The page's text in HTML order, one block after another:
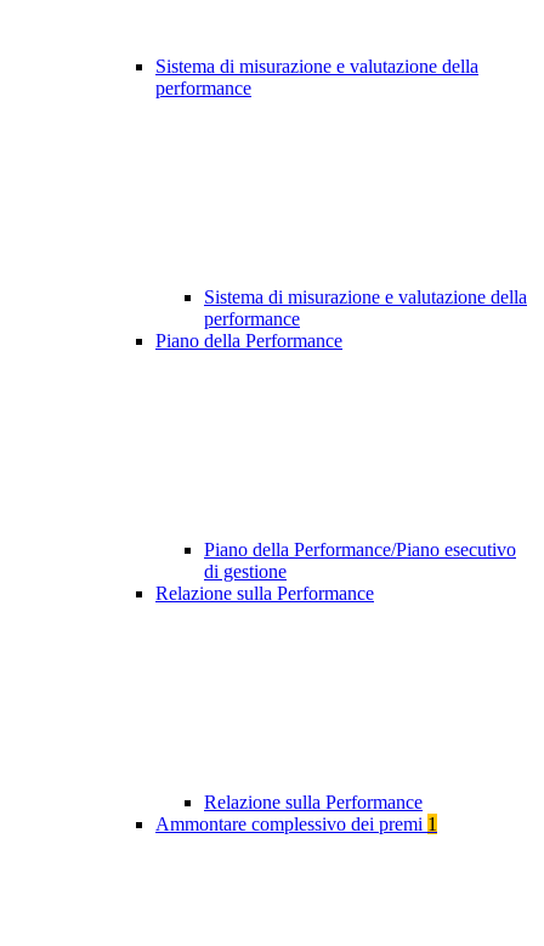
Sistema di misurazione e valutazione della
performance
Sistema di misurazione e valutazione della
performance
Piano della Performance
Piano della Performance/Piano esecutivo
di gestione
Relazione sulla Performance
Relazione sulla Performance
Ammontare complessivo dei premi 1